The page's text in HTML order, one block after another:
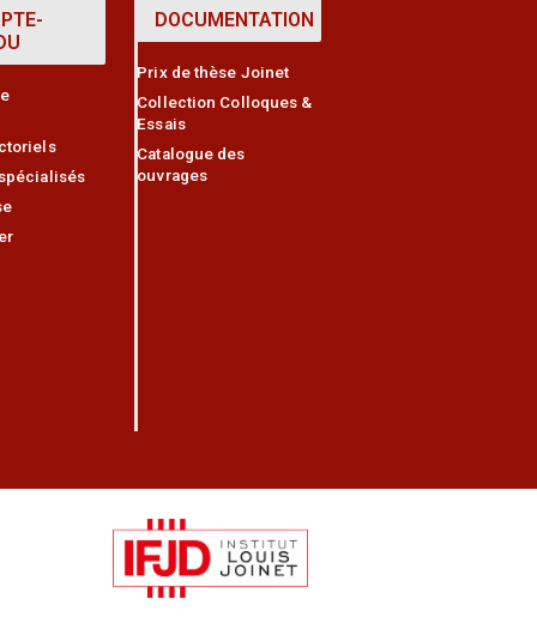
DOCUMENTATION
Prix de thèse Joinet
Collection Colloques &
Essais
Catalogue des
ouvrages